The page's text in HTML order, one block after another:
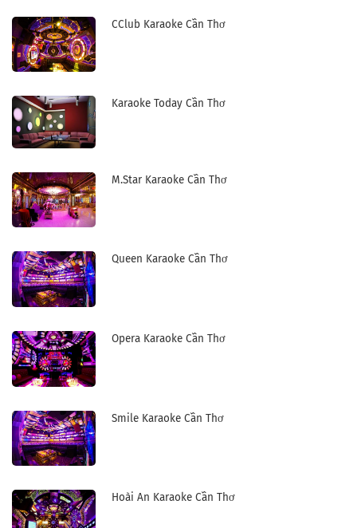
CClub Karaoke Cần Thơ
Karaoke Today Cần Thơ
M.Star Karaoke Cần Thơ
Queen Karaoke Cần Thơ
Opera Karaoke Cần Thơ
Smile Karaoke Cần Thơ
Hoài An Karaoke Cần Thơ